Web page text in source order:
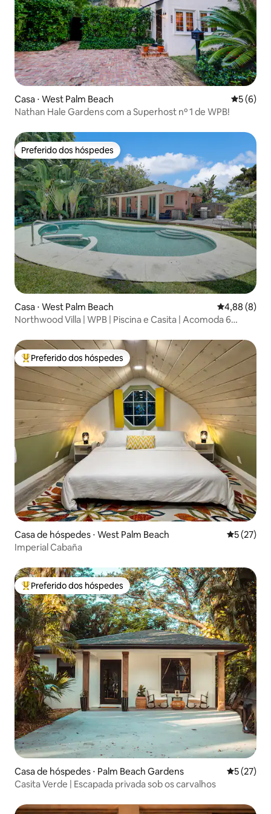
Casa ⋅ West Palm Beach 5 de
5 (6)
Nathan Hale Gardens com a Superhost nº 1 de WPB!
Preferido dos hóspedes
Preferido dos hóspedes
Casa ⋅ West Palm Beach 4,88 de uma
4,88 (8)
Northwood Villa | WPB | Piscina e Casita | Acomoda 6
Entre os melhores preferidos dos hóspedes
Preferido dos hóspedes
Casa de hóspedes ⋅ West Palm Beach 5 de uma
5 (27)
Imperial Cabaña
Entre os melhores preferidos dos hóspedes
Preferido dos hóspedes
Casa de hóspedes ⋅ Palm Beach Gardens 5 de uma
5 (27)
Casita Verde | Escapada privada sob os carvalhos